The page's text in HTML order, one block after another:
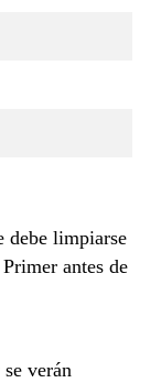
debe limpiarse
antes de
verán